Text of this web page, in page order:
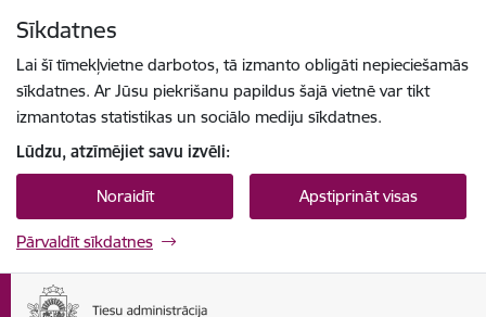
Sīkdatnes
Lai šī tīmekļvietne darbotos, tā izmanto obligāti nepieciešamās
sīkdatnes. Ar Jūsu piekrišanu papildus šajā vietnē var tikt
izmantotas statistikas un sociālo mediju sīkdatnes.
Lūdzu, atzīmējiet savu izvēli:
Noraidīt Apstiprināt visas
Pārvaldīt sīkdatnes